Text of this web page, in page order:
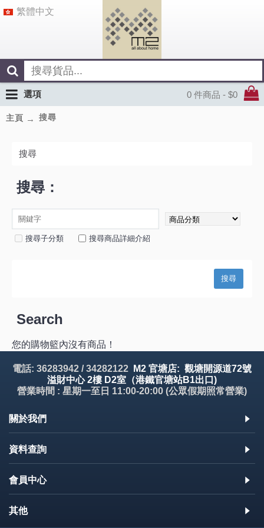
繁體中文
0 件商品 - $0
選項
主頁 搜尋
搜尋
搜尋：
搜尋子分類 搜尋商品詳細介紹
Search
您的購物籃內沒有商品！
電話: 36283942 / 34282122
M2 官塘店: 觀塘開源道72號
溢財中心 2樓 D2室（港鐵官塘站B1出口)
營業時間 : 星期一至日 11:00-20:00 (公眾假期照常營業)
關於我們
資料查詢
會員中心
其他